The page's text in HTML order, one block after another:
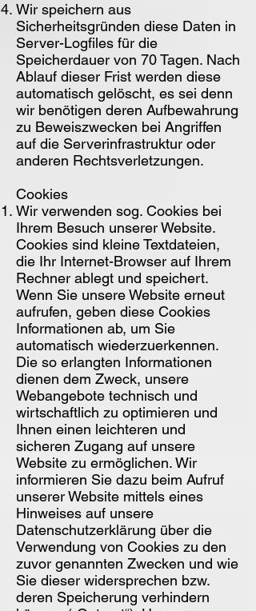
Wir speichern aus
Sicherheitsgründen diese Daten in
Server-Logfiles für die
Speicherdauer von 70 Tagen. Nach
Ablauf dieser Frist werden diese
automatisch gelöscht, es sei denn
wir benötigen deren Aufbewahrung
zu Beweiszwecken bei Angriffen
auf die Serverinfrastruktur oder
anderen Rechtsverletzungen.
Cookies
Wir verwenden sog. Cookies bei
Ihrem Besuch unserer Website.
Cookies sind kleine Textdateien,
die Ihr Internet-Browser auf Ihrem
Rechner ablegt und speichert.
Wenn Sie unsere Website erneut
aufrufen, geben diese Cookies
Informationen ab, um Sie
automatisch wiederzuerkennen.
Die so erlangten Informationen
dienen dem Zweck, unsere
Webangebote technisch und
wirtschaftlich zu optimieren und
Ihnen einen leichteren und
sicheren Zugang auf unsere
Website zu ermöglichen. Wir
informieren Sie dazu beim Aufruf
unserer Website mittels eines
Hinweises auf unsere
Datenschutzerklärung über die
Verwendung von Cookies zu den
zuvor genannten Zwecken und wie
Sie dieser widersprechen bzw.
deren Speicherung verhindern